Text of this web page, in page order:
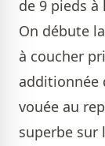
de 9 pieds à
On débute
à coucher
additionnée
vouée au
superbe sur